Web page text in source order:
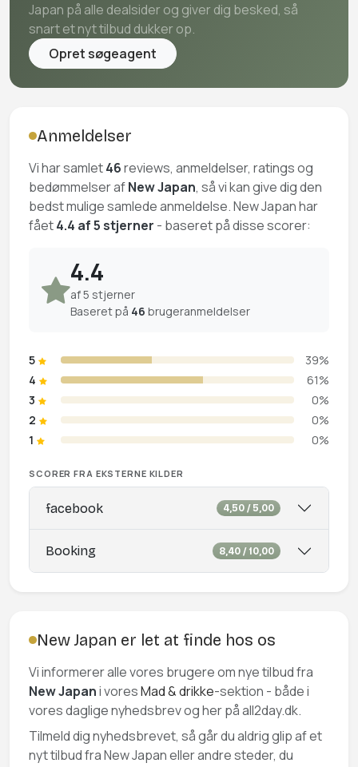
Japan på alle dealsider og giver dig besked, så
snart et nyt tilbud dukker op.
Opret søgeagent
Anmeldelser
Vi har samlet46reviews, anmeldelser, ratings og
bedømmelser afNew Japan, så vi kan give dig den
bedst mulige samlede anmeldelse. New Japan har
fået4.4 af 5 stjerner - baseret på disse scorer:
4.4
af 5 stjerner
Baseret på 46 brugeranmeldelser
5
39%
4
61%
3
0%
2
0%
1
0%
SCORER FRA EKSTERNE KILDER
facebook 4,50 / 5,00
Booking 8,40 / 10,00
New Japan er let at finde hos os
Vi informerer alle vores brugere om nye tilbud fra
New Japani voresMad & drikke-sektion - både i
vores daglige nyhedsbrev og her på all2day.dk.
Tilmeld dig nyhedsbrevet, så går du aldrig glip af et
nyt tilbud fra New Japan eller andre steder, du